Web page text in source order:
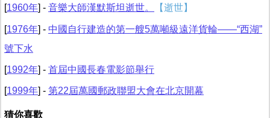
[1960年] - 音樂大師漢默斯坦逝世。 【逝世】
[1976年] - 中國自行建造的第一艘5萬噸級遠洋貨輪——“西湖”
號下水
[1992年] - 首屆中國長春電影節舉行
[1999年] - 第22屆萬國郵政聯盟大會在北京開幕
猜你喜歡